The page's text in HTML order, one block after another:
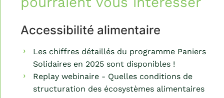
Accessibilité alimentaire
Les chiffres détaillés du programme Paniers
Solidaires en 2025 sont disponibles !
Replay webinaire - Quelles conditions de
structuration des écosystèmes alimentaires